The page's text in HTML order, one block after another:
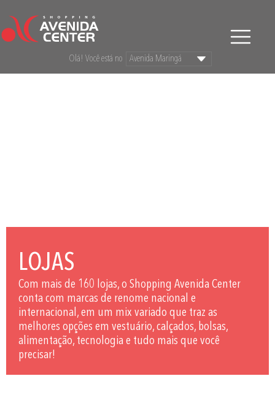
Olá! Você está no
LOJAS
Com mais de 160 lojas, o Shopping Avenida Center
conta com marcas de renome nacional e
internacional, em um mix variado que traz as
melhores opções em vestuário, calçados, bolsas,
alimentação, tecnologia e tudo mais que você
precisar!